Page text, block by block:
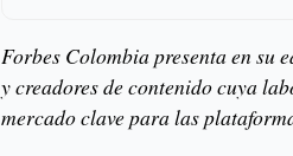
Forbes Colombia presenta en su
y creadores de contenido cuya
mercado clave para las